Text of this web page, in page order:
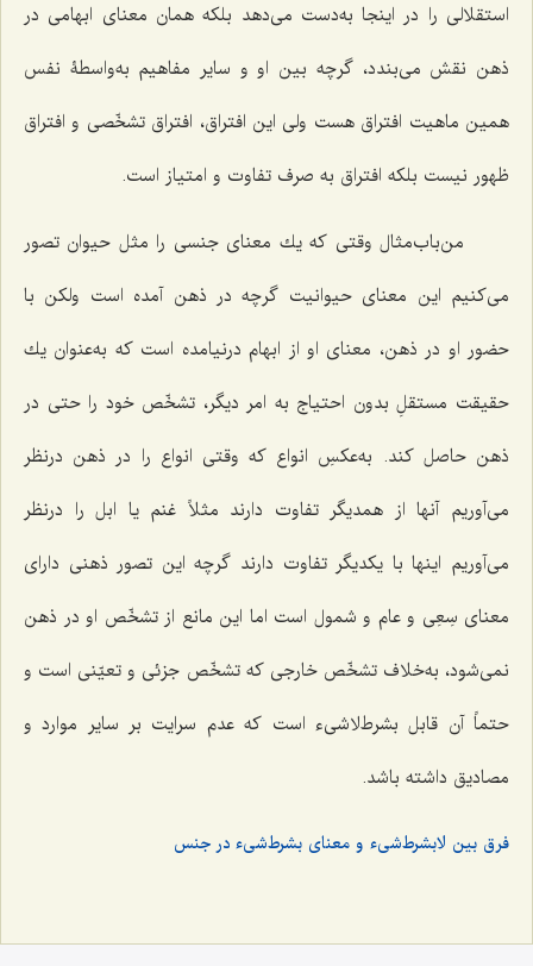
استقلالى را در اینجا به‌دست مى‌دهد بلكه همان معناى ابهامى در
ذهن نقش مى‌بندد، گرچه بین او و سایر مفاهیم به‌واسطۀ نفس
همین ماهیت افتراق هست ولى این افتراق، افتراق تشخّصى و افتراق
ظهور نیست بلكه افتراق به‌ صرف تفاوت و امتیاز است.
من‌باب‌مثال وقتی که یك معناى جنسى را مثل حیوان تصور
مى‌كنیم این معناى حیوانیت گرچه در ذهن آمده است ولكن با
حضور او در ذهن، معناى او از ابهام درنیامده است كه به‌عنوان یك
حقیقت مستقلِ بدون احتیاج به امر دیگر، تشخّص خود را حتى در
ذهن حاصل كند. به‌عكسِ انواع كه وقتى انواع را در ذهن درنظر
مى‌آوریم آنها از همدیگر تفاوت دارند مثلاً غنم یا ابل را درنظر
مى‌آوریم اینها با یکدیگر تفاوت دارند گرچه این تصور ذهنى داراى
معناى سِعِی و عام و شمول است اما این مانع از تشخّص او در ذهن
نمى‌شود، به‌خلاف تشخّص خارجى كه تشخّص جزئى و تعیّنى است و
حتماً آن قابل بشرط‌لا‌شی‌ء است كه عدم سرایت بر سایر موارد و
مصادیق داشته باشد.
فرق بین لابشرط‌شی‌ء و معناى بشرط‌شی‌ء در جنس